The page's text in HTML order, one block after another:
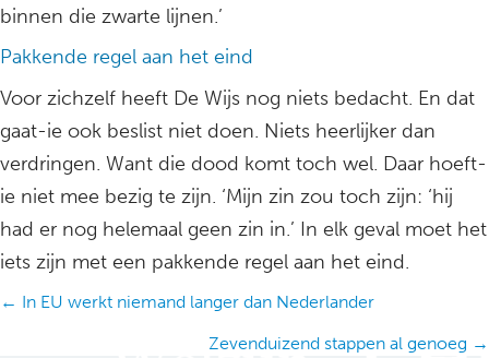
binnen die zwarte lijnen.’
Pakkende regel aan het eind
Voor zichzelf heeft De Wijs nog niets bedacht. En dat
gaat-ie ook beslist niet doen. Niets heerlijker dan
verdringen. Want die dood komt toch wel. Daar hoeft-
ie niet mee bezig te zijn. ‘Mijn zin zou toch zijn: ‘hij
had er nog helemaal geen zin in.’ In elk geval moet het
iets zijn met een pakkende regel aan het eind.
Posts
← In EU werkt niemand langer dan Nederlander
Zevenduizend stappen al genoeg →